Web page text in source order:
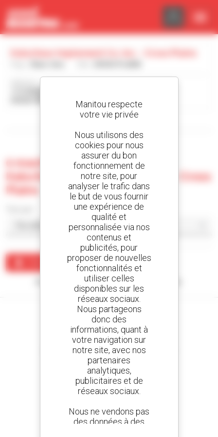
53528-0095 CROSS PLAINS États-Unis
Afficher les filtres de recherche
0 machine d'occasion chez
Kalscheur Implement Co. Inc. - Cross
Plains
Créer une alerte
Aucun résultat ne correspond à votre recherche.
Créez vos alertes
et recevez des annonces de matériels d'occasion
Manitou partout dans le monde
Panneau de gestion des cookies
Manitou respecte
votre vie privée
Nous utilisons des
cookies pour nous
assurer du bon
fonctionnement de
notre site, pour
analyser le trafic dans
le but de vous fournir
une expérience de
qualité et
personnalisée via nos
contenus et
publicités, pour
proposer de nouvelles
fonctionnalités et
utiliser celles
disponibles sur les
réseaux sociaux.
Nous partageons
donc des
informations, quant à
votre navigation sur
notre site, avec nos
partenaires
analytiques,
publicitaires et de
réseaux sociaux.
Nous ne vendons pas
des données à des